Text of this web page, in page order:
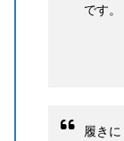
です。
履き